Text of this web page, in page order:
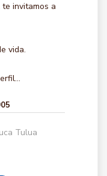
invitamos a
vida.
Tulua